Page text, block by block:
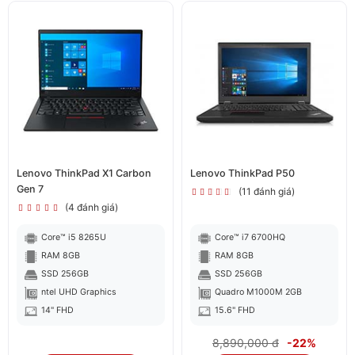
bảo vệ được linh kiện bên trong, khiến nó bền bỉ và
mạnh mẽ theo thời gian.
Lenovo ThinkPad X1 Carbon
Gen 7
(4 đánh giá)
Core™ i5 8265U
RAM 8GB
SSD 256GB
ntel UHD Graphics
14" FHD
Lenovo ThinkPad P50
(11 đánh giá)
Core™ i7 6700HQ
RAM 8GB
SSD 256GB
Quadro M1000M 2GB
15.6" FHD
8,890,000 đ -22%